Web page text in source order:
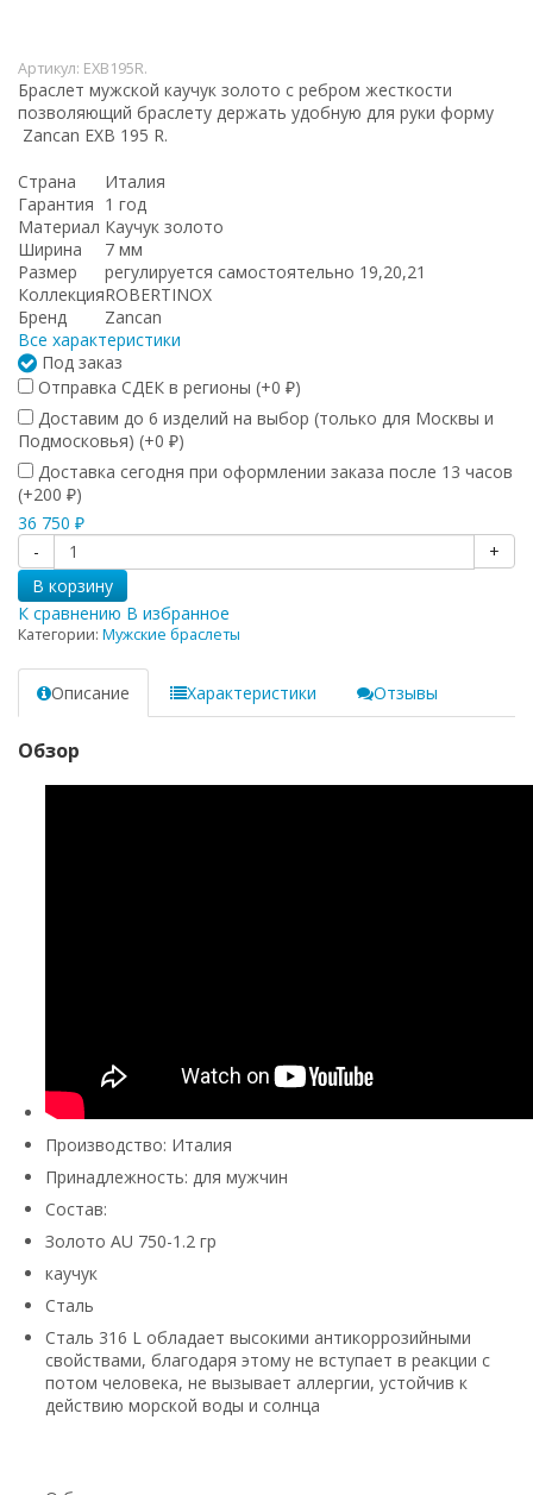
Артикул: EXB195R.
Браслет мужской каучук золото с ребром жесткости
позволяющий браслету держать удобную для руки форму
Zancan EXB 195 R.
Страна
Италия
Гарантия 1 год
Материал Каучук золото
Ширина
7 мм
Размер
регулируется самостоятельно 19,20,21
КоллекцияROBERTINOX
Бренд
Zancan
Все характеристики
Под заказ
Отправка СДЕК в регионы (+0 ₽)
Доставим до 6 изделий на выбор (только для Москвы и
Подмосковья) (+0 ₽)
Доставка сегодня при оформлении заказа после 13 часов
(+200 ₽)
36 750 ₽
-
+
В корзину
К сравнению В избранное
Категории: Мужские браслеты
Описание Характеристики Отзывы
Обзор
Производство: Италия
Принадлежность: для мужчин
Состав:
Золото AU 750-1.2 гр
каучук
Сталь
Сталь 316 L обладает высокими антикоррозийными
свойствами, благодаря этому не вступает в реакции с
потом человека, не вызывает аллергии, устойчив к
действию морской воды и солнца